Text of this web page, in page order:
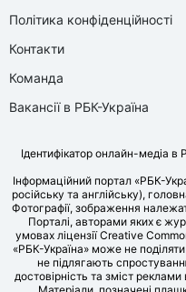
Політика конфіденційності
Контакти
Команда
Вакансії в РБК-Україна
Ідентифікатор онлайн-медіа в
Інформаційний портал «РБК-
російську та англійську),
Фотографії, зображення
Порталі, авторами яких є
умовах ліцензії Creative
«РБК-Україна» може не
не підлягають
достовірність та зміст